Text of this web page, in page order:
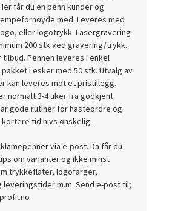
får du en penn kunder og
med. Leveres med
eller logotrykk. Lasergravering
200 stk ved gravering/trykk.
tilbud. Pennen leveres i enkel
i esker med 50 stk. Utvalg av
kan leveres mot et pristillegg.
normalt 3-4 uker fra godkjent
gode rutiner for hasteordre og
kortere tid hivs ønskelig.
via e-post. Da får du
om varianter og ikke minst
trykkeflater, logofarger,
m.m. Send e-post til;